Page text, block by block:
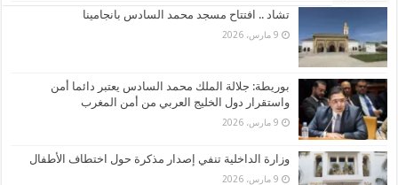
تشاد .. افتتاح مسجد محمد السادس بانجامينا
9 مارس، 2026
بوريطة: جلالة الملك محمد السادس يعتبر دائما أمن
واستقرار دول الخليج العربي من أمن المغرب
9 مارس، 2026
وزارة الداخلية تنفي إصدار مذكرة حول اختطاف الأطفال
9 مارس، 2026